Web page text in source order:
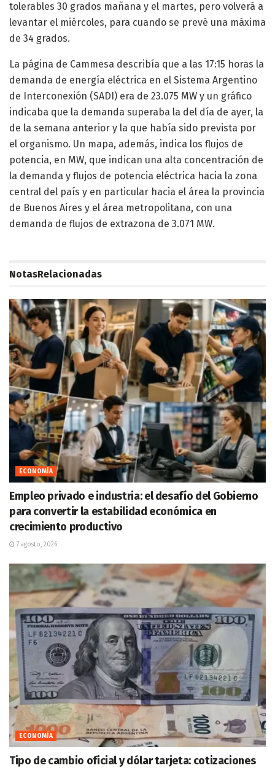
tolerables 30 grados mañana y el martes, pero volverá a
levantar el miércoles, para cuando se prevé una máxima
de 34 grados.
La página de Cammesa describía que a las 17:15 horas la
demanda de energía eléctrica en el Sistema Argentino
de Interconexión (SADI) era de 23.075 MW y un gráfico
indicaba que la demanda superaba la del día de ayer, la
de la semana anterior y la que había sido prevista por
el organismo. Un mapa, además, indica los flujos de
potencia, en MW, que indican una alta concentración de
la demanda y flujos de potencia eléctrica hacia la zona
central del país y en particular hacia el área la provincia
de Buenos Aires y el área metropolitana, con una
demanda de flujos de extrazona de 3.071 MW.
NotasRelacionadas
ECONOMÍA
Empleo privado e industria: el desafío del Gobierno
para convertir la estabilidad económica en
crecimiento productivo
7 agosto, 2026
ECONOMÍA
Tipo de cambio oficial y dólar tarjeta: cotizaciones